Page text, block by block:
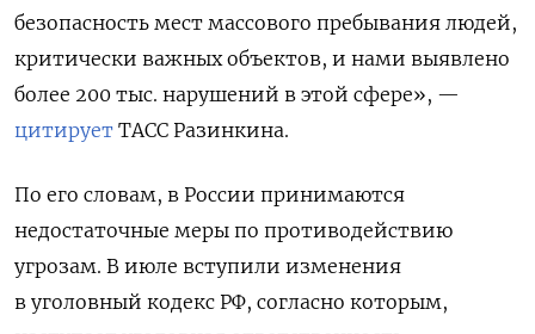
безопасность мест массового пребывания людей,
критически важных объектов, и нами выявлено
более 200 тыс. нарушений в этой сфере», —
цитирует ТАСС Разинкина.
По его словам, в России принимаются
недостаточные меры по противодействию
угрозам. В июле вступили изменения
в уголовный кодекс РФ, согласно которым,